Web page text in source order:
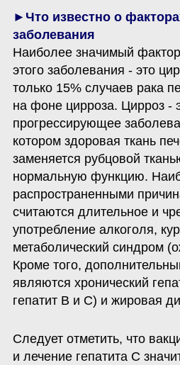
►Что известно о
Наиболее значимый
этого заболевания - это
только 15% случаев рака
на фоне цирроза. Цирроз -
прогрессирующее
котором здоровая ткань
заменяется рубцовой
нормальную функцию.
распространенными
считаются длительное и
употребление алкоголя,
метаболический синдром
Кроме того,
являются хронический
гепатит B и C) и жировая
Следует отметить, что
и лечение гепатита С